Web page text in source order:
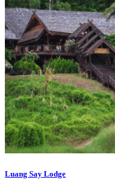
Luang Say Lodge